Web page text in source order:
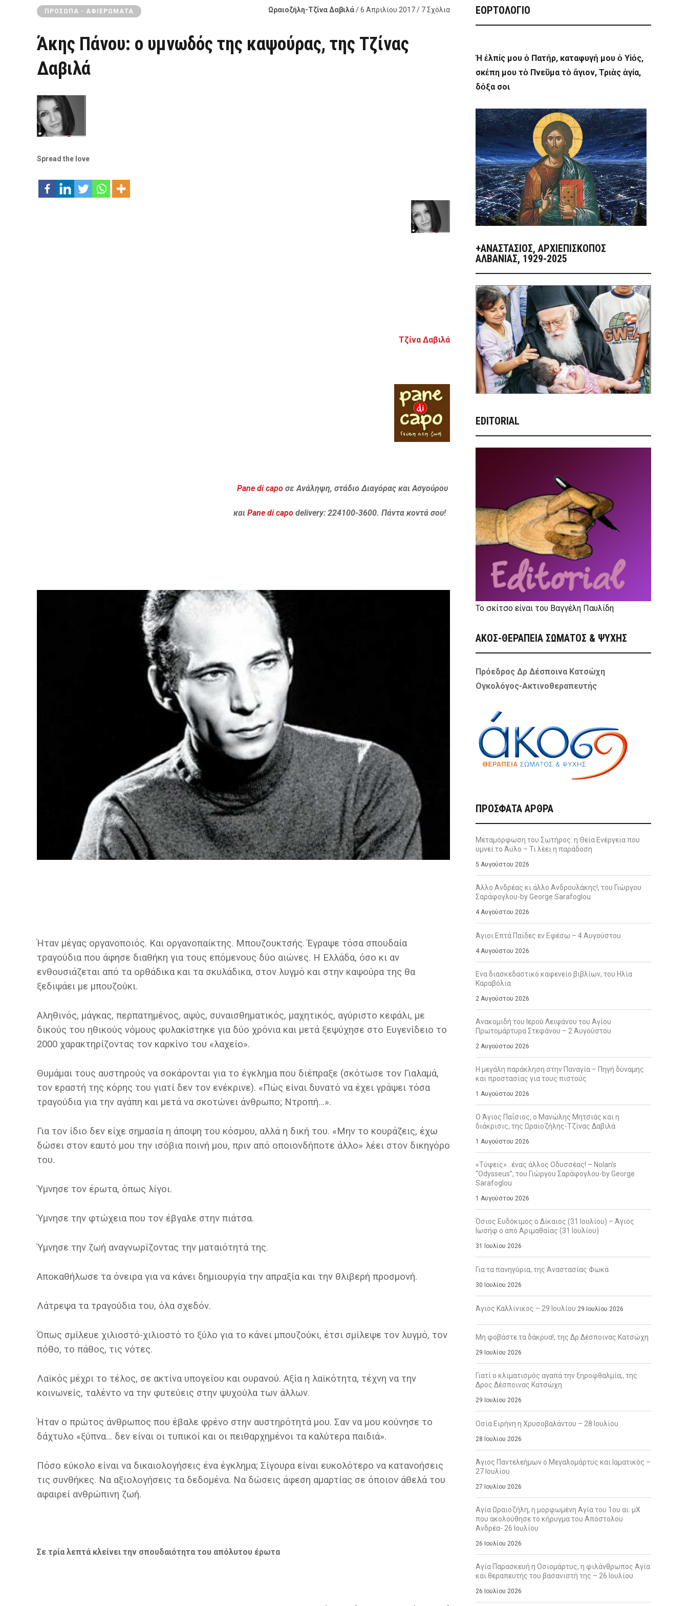
ΠΡΌΣΩΠΑ - ΑΦΙΕΡΏΜΑΤΑ Ωραιοζήλη-Τζίνα Δαβιλά/ 6 Απριλίου 2017 / 7 Σχόλια
Άκης Πάνου: ο υμνωδός της καψούρας, της Τζίνας
Δαβιλά
Spread the love
Τζίνα Δαβιλά
Pane di capo σε Ανάληψη, στάδιο Διαγόρας και Ασγούρου
και Pane di capo delivery: 224100-3600. Πάντα κοντά σου!
Ήταν μέγας οργανοποιός. Και οργανοπαίκτης. Μπουζουκτσής. Έγραψε τόσα σπουδαία
τραγούδια που άφησε διαθήκη για τους επόμενους δύο αιώνες. Η Ελλάδα, όσο κι αν
ενθουσιάζεται από τα ορθάδικα και τα σκυλάδικα, στον λυγμό και στην καψούρα της θα
ξεδιψάει με μπουζούκι.
Αληθινός, μάγκας, περπατημένος, αψύς, συναισθηματικός, μαχητικός, αγύριστο κεφάλι, με
δικούς του ηθικούς νόμους φυλακίστηκε για δύο χρόνια και μετά ξεψύχησε στο Ευγενίδειο το
2000 χαρακτηρίζοντας τον καρκίνο του «λαχείο».
Θυμάμαι τους αυστηρούς να σοκάρονται για το έγκλημα που διέπραξε (σκότωσε τον Γιαλαμά,
τον εραστή της κόρης του γιατί δεν τον ενέκρινε). «Πώς είναι δυνατό να έχει γράψει τόσα
τραγούδια για την αγάπη και μετά να σκοτώνει άνθρωπο; Ντροπή…».
Για τον ίδιο δεν είχε σημασία η άποψη του κόσμου, αλλά η δική του. «Μην το κουράζεις, έχω
δώσει στον εαυτό μου την ισόβια ποινή μου, πριν από οποιονδήποτε άλλο» λέει στον δικηγόρο
του.
Ύμνησε τον έρωτα, όπως λίγοι.
Ύμνησε την φτώχεια που τον έβγαλε στην πιάτσα.
Ύμνησε την ζωή αναγνωρίζοντας την ματαιότητά της.
Αποκαθήλωσε τα όνειρα για να κάνει δημιουργία την απραξία και την θλιβερή προσμονή.
Λάτρεψα τα τραγούδια του, όλα σχεδόν.
Όπως σμίλευε χιλιοστό-χιλιοστό το ξύλο για το κάνει μπουζούκι, έτσι σμίλεψε τον λυγμό, τον
πόθο, το πάθος, τις νότες.
Λαϊκός μέχρι το τέλος, σε ακτίνα υπογείου και ουρανού. Αξία η λαϊκότητα, τέχνη να την
κοινωνείς, ταλέντο να την φυτεύεις στην ψυχούλα των άλλων.
Ήταν ο πρώτος άνθρωπος που έβαλε φρένο στην αυστηρότητά μου. Σαν να μου κούνησε το
δάχτυλο «ξύπνα… δεν είναι οι τυπικοί και οι πειθαρχημένοι τα καλύτερα παιδιά».
Πόσο εύκολο είναι να δικαιολογήσεις ένα έγκλημα; Σίγουρα είναι ευκολότερο να κατανοήσεις
τις συνθήκες. Να αξιολογήσεις τα δεδομένα. Να δώσεις άφεση αμαρτίας σε όποιον άθελά του
αφαιρεί ανθρώπινη ζωή.
Σε τρία λεπτά κλείνει την σπουδαιότητα του απόλυτου έρωτα
ΕΟΡΤΟΛΟΓΙΟ
Ἡ ἐλπίς μου ὁ Πατήρ, καταφυγή μου ὁ Υἱός,
σκέπη μου τὸ Πνεῦμα τὸ ἅγιον, Τριὰς ἁγία,
δόξα σοι
+ΑΝΑΣΤΆΣΙΟΣ, ΑΡΧΙΕΠΊΣΚΟΠΟΣ
ΑΛΒΑΝΊΑΣ, 1929-2025
EDITORIAL
Το σκίτσο είναι του Βαγγέλη Παυλίδη
ΑΚΟΣ-ΘΕΡΑΠΕΙΑ ΣΩΜΑΤΟΣ & ΨΥΧΗΣ
Πρόεδρος Δρ Δέσποινα Κατσώχη
Ογκολόγος-Ακτινοθεραπευτής
ΠΡΌΣΦΑΤΑ ΆΡΘΡΑ
Μεταμόρφωση του Σωτήρος: η Θεία Ενέργεια που
υμνεί το Άϋλο – Τι λέει η παράδοση
5 Αυγούστου 2026
Άλλο Ανδρέας κι άλλο Ανδρουλάκης!, του Γιώργου
Σαράφογλου-by George Sarafoglou
4 Αυγούστου 2026
Άγιοι Επτά Παίδες εν Εφέσω – 4 Αυγούστου
4 Αυγούστου 2026
Ενα διασκεδαστικό καφενείο βιβλίων, του Ηλία
Καραβόλια
2 Αυγούστου 2026
Ανακομιδή του Ιερού Λειψάνου του Αγίου
Πρωτομάρτυρα Στεφάνου – 2 Αυγούστου
2 Αυγούστου 2026
Η μεγάλη παράκληση στην Παναγία – Πηγή δύναμης
και προστασίας για τους πιστούς
1 Αυγούστου 2026
Ο Άγιος Παΐσιος, ο Μανώλης Μητσιάς και η
διάκρισις, της Ωραιοζήλης-Τζίνας Δαβιλά
1 Αυγούστου 2026
«Τύψεις»…ένας άλλος Οδυσσέας! – Nolan’s
“Odysseus”, του Γιώργου Σαράφογλου-by George
Sarafoglou
1 Αυγούστου 2026
Όσιος Ευδόκιμος ο Δίκαιος (31 Ιουλίου) – Άγιος
Ιωσήφ ο από Αριμαθαίας (31 Ιουλίου)
31 Ιουλίου 2026
Για τα πανηγύρια, της Αναστασίας Φωκά
30 Ιουλίου 2026
Άγιος Καλλίνικος – 29 Ιουλίου 29 Ιουλίου 2026
Μη φοβάστε τα δάκρυα!, της Δρ Δέσποινας Κατσώχη
29 Ιουλίου 2026
Γιατί ο κλιματισμός αγαπά την ξηροφθαλμία;, της
Δρος Δέσποινας Κατσώχη
29 Ιουλίου 2026
Οσία Ειρήνη η Χρυσοβαλάντου – 28 Ιουλίου
28 Ιουλίου 2026
Άγιος Παντελεήμων ο Μεγαλομάρτυς και Ιαματικός –
27 Ιουλίου
27 Ιουλίου 2026
Αγία Ωραιοζήλη, η μορφωμένη Αγία του 1ου αι. μΧ
που ακολούθησε το κήρυγμα του Απόστολου
Ανδρέα- 26 Ιουλίου
26 Ιουλίου 2026
Αγία Παρασκευή η Οσιομάρτυς, η φιλάνθρωπος Αγία
και θεραπευτής του βασανιστή της – 26 Ιουλίου
26 Ιουλίου 2026